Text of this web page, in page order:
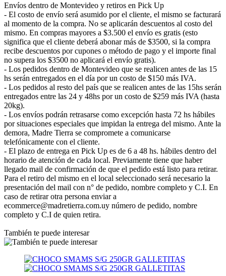
Envíos dentro de Montevideo y retiros en Pick Up
- El costo de envío será asumido por el cliente, el mismo se facturará
al momento de la compra. No se aplicarán descuentos al costo del
mismo. En compras mayores a $3.500 el envío es gratis (esto
significa que el cliente deberá abonar más de $3500, si la compra
recibe descuentos por cupones o método de pago y el importe final
no supera los $3500 no aplicará el envío gratis).
- Los pedidos dentro de Montevideo que se realicen antes de las 15
hs serán entregados en el día por un costo de $150 más IVA.
- Los pedidos al resto del país que se realicen antes de las 15hs serán
entregados entre las 24 y 48hs por un costo de $259 más IVA (hasta
20kg).
- Los envíos podrán retrasarse como excepción hasta 72 hs hábiles
por situaciones especiales que impidan la entrega del mismo. Ante la
demora, Madre Tierra se compromete a comunicarse
telefónicamente con el cliente.
- El plazo de entrega en Pick Up es de 6 a 48 hs. hábiles dentro del
horario de atención de cada local. Previamente tiene que haber
llegado mail de confirmación de que el pedido está listo para retirar.
Para el retiro del mismo en el local seleccionado será necesario la
presentación del mail con n° de pedido, nombre completo y C.I. En
caso de retirar otra persona enviar a
ecommerce@madretierra.com.uy número de pedido, nombre
completo y C.I de quien retira.
También te puede interesar